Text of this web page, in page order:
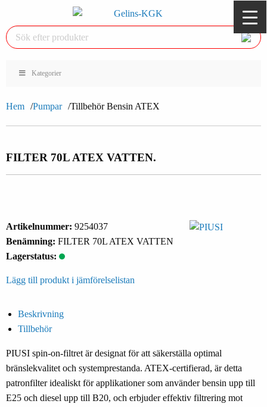
Kategorier
Hem Pumpar Tillbehör Bensin ATEX
FILTER 70L ATEX VATTEN.
Artikelnummer: 9254037
Benämning: FILTER 70L ATEX VATTEN
Lagerstatus:
Lägg till produkt i jämförelselistan
Beskrivning
Tillbehör
PIUSI spin-on-filtret är designat för att säkerställa optimal
bränslekvalitet och systemprestanda. ATEX-certifierad, är detta
patronfilter idealiskt för applikationer som använder bensin upp till
E25 och diesel upp till B20, och erbjuder effektiv filtrering mot